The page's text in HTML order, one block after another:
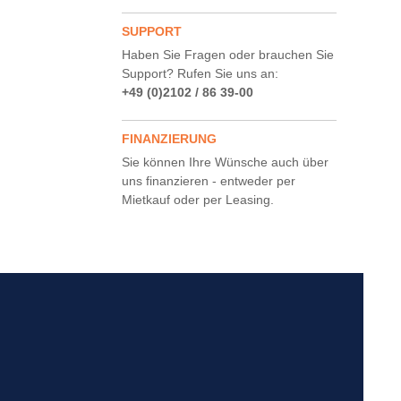
SUPPORT
Haben Sie Fragen oder brauchen Sie
Support? Rufen Sie uns an:
+49 (0)2102 / 86 39-00
FINANZIERUNG
Sie können Ihre Wünsche auch über
uns finanzieren - entweder per
Mietkauf oder per Leasing.